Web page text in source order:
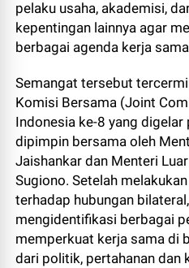
pelaku usaha, akademisi,
kepentingan lainnya agar
berbagai agenda kerja
Semangat tersebut
Komisi Bersama (Joint
Indonesia ke-8 yang digelar
dipimpin bersama oleh
Jaishankar dan Menteri
Sugiono. Setelah
terhadap hubungan
mengidentifikasi berbagai
memperkuat kerja sama di
dari politik, pertahanan dan